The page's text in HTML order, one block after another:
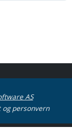
AS
og personvern